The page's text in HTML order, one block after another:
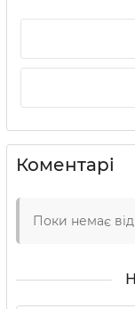
Коментарі
Поки немає